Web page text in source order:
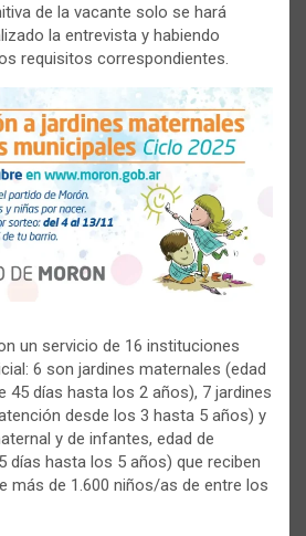
de la vacante solo se hará
la entrevista y habiendo
requisitos correspondientes.
un servicio de 16 instituciones
6 son jardines maternales (edad
45 días hasta los 2 años), 7 jardines
desde los 3 hasta 5 años) y
y de infantes, edad de
días hasta los 5 años) que reciben
más de 1.600 niños/as de entre los